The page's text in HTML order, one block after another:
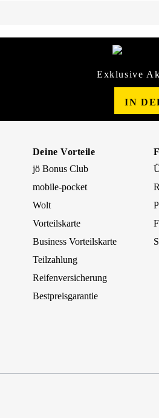
Exklusive
IN
Deine Vorteile
jö Bonus Club
mobile-pocket
Wolt
Vorteilskarte
Business Vorteilskarte
Teilzahlung
Reifenversicherung
Bestpreisgarantie